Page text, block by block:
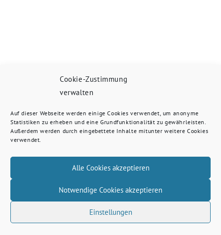
Cookie-Zustimmung
verwalten
Auf dieser Webseite werden einige Cookies verwendet, um anonyme
Statistiken zu erheben und eine Grundfunktionalität zu gewährleisten.
Außerdem werden durch eingebettete Inhalte mitunter weitere Cookies
verwendet.
Alle Cookies akzeptieren
Notwendige Cookies akzeptieren
Einstellungen